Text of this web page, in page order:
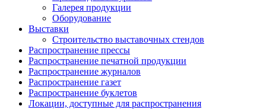
Галерея продукции
Оборудование
Выставки
Строительство выставочных стендов
Распространение прессы
Распространение печатной продукции
Распространение журналов
Распространение газет
Распространение буклетов
Локации, доступные для распространения